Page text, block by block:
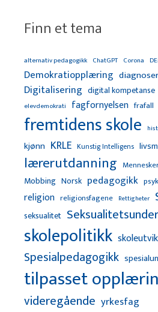
Finn et tema
alternativ pedagogikk ChatGPT Corona
Demokratiopplæring diagnoser
Digitalisering digital kompetanse
elevdemokrati fagfornyelsen frafall
fremtidens skole
kjønn KRLE Kunstig Intelligens
lærerutdanning
Mobbing Norsk pedagogikk
religion religionsfagene Rettigheter
seksualitet
skolepolitikk
Spesialpedagogikk
tilpasset
videregående yrkesfag